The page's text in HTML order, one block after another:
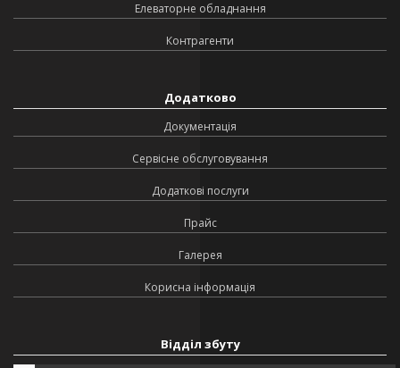
Елеваторне обладнання
Контрагенти
Додатково
Документація
Сервісне обслуговування
Додаткові послуги
Прайс
Галерея
Корисна інформація
Відділ збуту